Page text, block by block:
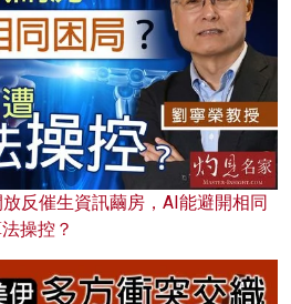
反催生資訊繭房，AI能避開相同
操控？